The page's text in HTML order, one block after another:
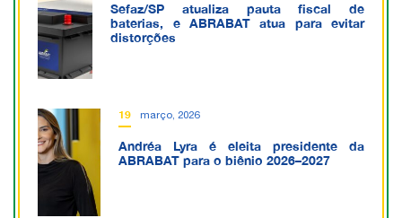
Sefaz/SP atualiza pauta fiscal de
baterias, e ABRABAT atua para evitar
distorções
19 março, 2026
Andréa Lyra é eleita presidente da
ABRABAT para o biênio 2026–2027